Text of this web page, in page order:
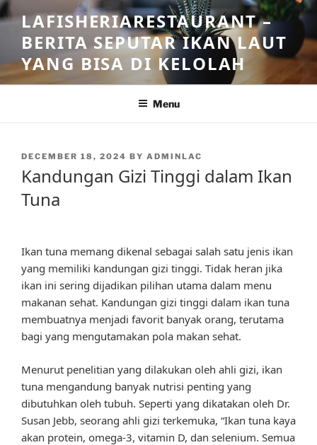
Skip
to
content
LAFISHERIARESTAURANT –
BERITA SEPUTAR IKAN LAUT
YANG BISA DI KELOLAH
Menu
POSTED
DECEMBER 18, 2024 BY ADMINLAC
Kandungan Gizi Tinggi dalam Ikan
Tuna
Ikan tuna memang dikenal sebagai salah satu jenis ikan
yang memiliki kandungan gizi tinggi. Tidak heran jika
ikan ini sering dijadikan pilihan utama dalam menu
makanan sehat. Kandungan gizi tinggi dalam ikan tuna
membuatnya menjadi favorit banyak orang, terutama
bagi yang mengutamakan pola makan sehat.
Menurut penelitian yang dilakukan oleh ahli gizi, ikan
tuna mengandung banyak nutrisi penting yang
dibutuhkan oleh tubuh. Seperti yang dikatakan oleh Dr.
Susan Jebb, seorang ahli gizi terkemuka, “Ikan tuna kaya
akan protein, omega-3, vitamin D, dan selenium. Semua